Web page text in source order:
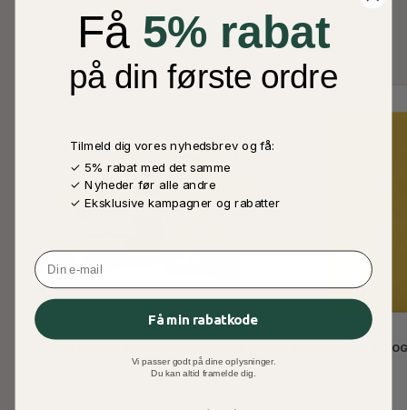
ANDRE KØBTE OGSÅ
ØKOLOGISKE ÆG
Få 5% rabat
på din første ordre
Tilmeld dig vores nyhedsbrev og få:
✓ 5% rabat med det samme
✓ Nyheder før alle andre
✓ Eksklusive kampagner og rabatter
Email
Få min rabatkode
Vi passer godt på dine oplysninger.
Du kan altid framelde dig.